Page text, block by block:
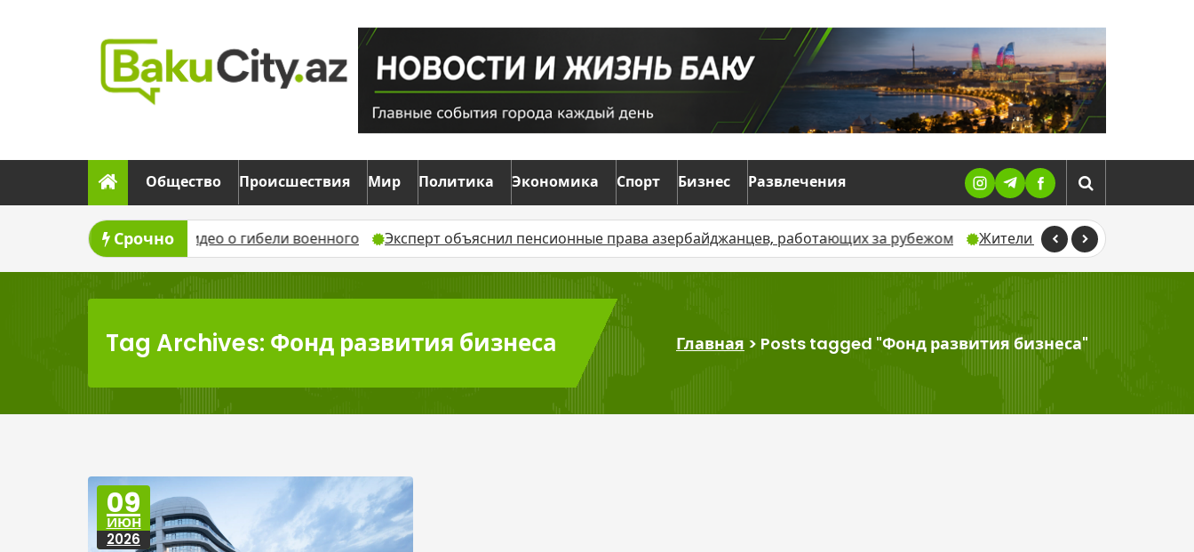
Общество Происшествия Мир Политика Экономика Спорт Бизнес Развлечения
Срочно
фейковое видео о гибели военного Эксперт объяснил пенсионные права азербайджанцев, работающих за рубежом Жители Далимамедли пожаловались на
Tag Archives: Фонд развития бизнеса Главная > Posts tagged "Фонд развития бизнеса"
09
ИЮН
2026